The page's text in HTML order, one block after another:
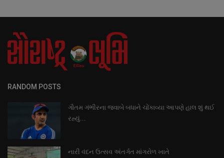
RANDOM POSTS
ગૌતમ ગંભીરના જવાબે બધાને ચોંકાવ્યા આપણે હાલ શું થઈ
રહ્યું...
નારી વંદન ઉત્સવ અંતર્ગત માંગરોળ ખાતે